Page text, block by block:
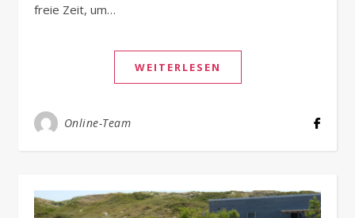
freie Zeit, um…
WEITERLESEN
Online-Team